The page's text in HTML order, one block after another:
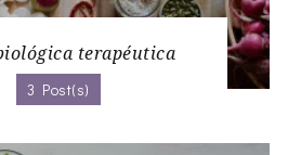
terapéutica
3 Post(s)